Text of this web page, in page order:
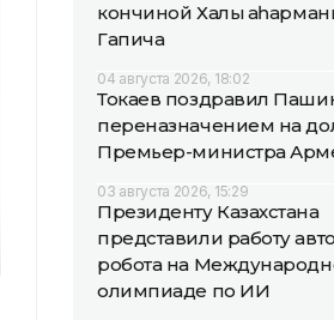
кончиной Халық
Гапича
04 августа 2026, 18:02
Токаев поздравил
переназначением на
Премьер-министра
03 августа 2026, 15:29
Президенту Казахстана
представили работу
робота на
олимпиаде по ИИ